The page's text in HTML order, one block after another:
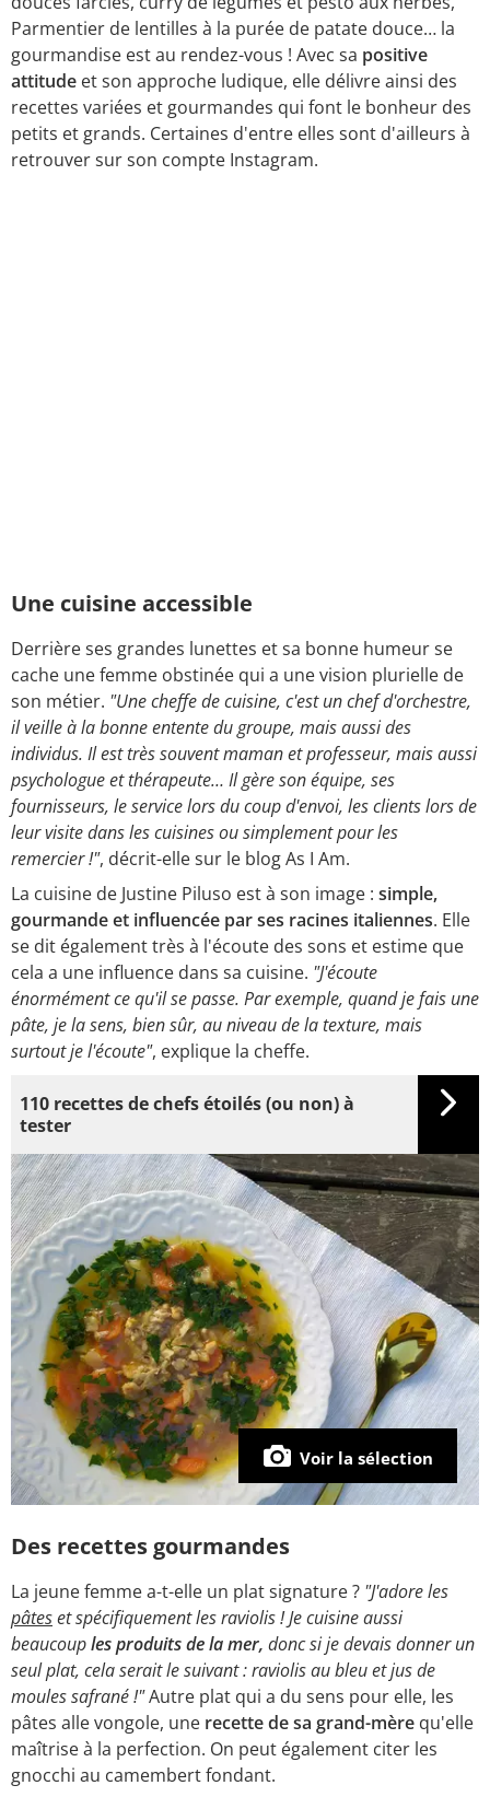
Parmentier de lentilles à la purée de patate douce… la
gourmandise est au rendez-vous ! Avec sa positive
attitude et son approche ludique, elle délivre ainsi des
recettes variées et gourmandes qui font le bonheur des
petits et grands. Certaines d'entre elles sont d'ailleurs à
retrouver sur son compte Instagram.
Une cuisine accessible
Derrière ses grandes lunettes et sa bonne humeur se
cache une femme obstinée qui a une vision plurielle de
son métier. "Une cheffe de cuisine, c'est un chef d'orchestre,
il veille à la bonne entente du groupe, mais aussi des
individus. Il est très souvent maman et professeur, mais aussi
psychologue et thérapeute… Il gère son équipe, ses
fournisseurs, le service lors du coup d'envoi, les clients lors de
leur visite dans les cuisines ou simplement pour les
remercier !", décrit-elle sur le blog As I Am.
La cuisine de Justine Piluso est à son image : simple,
gourmande et influencée par ses racines italiennes. Elle
se dit également très à l'écoute des sons et estime que
cela a une influence dans sa cuisine. "J'écoute
énormément ce qu'il se passe. Par exemple, quand je fais une
pâte, je la sens, bien sûr, au niveau de la texture, mais
surtout je l'écoute", explique la cheffe.
Voir la sélection
110 recettes de chefs étoilés (ou non) à
tester
Des recettes gourmandes
La jeune femme a-t-elle un plat signature ? "J'adore les
pâteset spécifiquement les raviolis ! Je cuisine aussi
beaucouples produits de la mer, donc si je devais donner un
seul plat, cela serait le suivant : raviolis au bleu et jus de
moules safrané !"Autre plat qui a du sens pour elle, les
pâtes alle vongole, une recette de sa grand-mère qu'elle
maîtrise à la perfection. On peut également citer les
gnocchi au camembert fondant.